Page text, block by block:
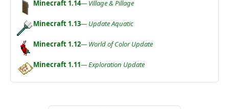
Minecraft 1.14— Village & Pillage
Minecraft 1.13— Update Aquatic
Minecraft 1.12— World of Color Update
Minecraft 1.11— Exploration Update